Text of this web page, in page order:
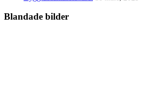
Blandade bilder